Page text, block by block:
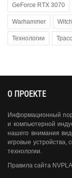
GeForce RTX 3070
Warhammer
Технологии
О ПРОЕКТЕ
Информационный
и компьютерной
нашего внимания
игровые устройства,
технологии.
Правила сайта